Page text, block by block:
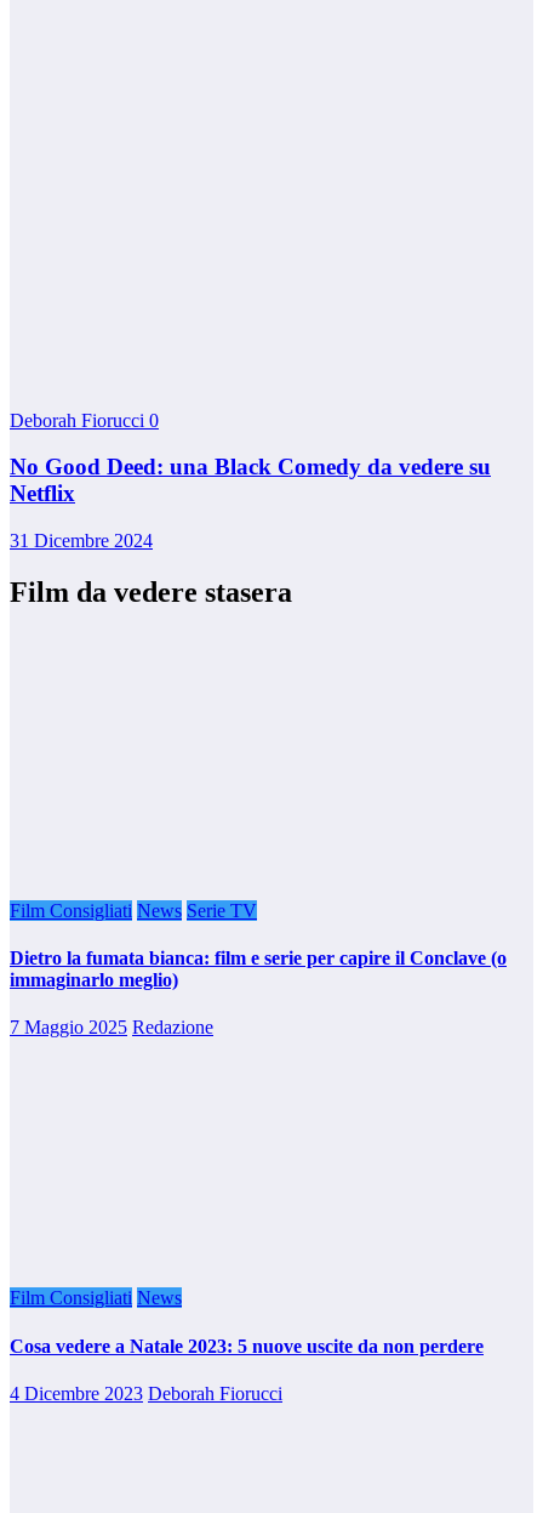
Deborah Fiorucci 0
No Good Deed: una Black Comedy da vedere su
Netflix
31 Dicembre 2024
Film da vedere stasera
Film Consigliati News Serie TV
Dietro la fumata bianca: film e serie per capire il Conclave (o
immaginarlo meglio)
7 Maggio 2025 Redazione
Film Consigliati News
Cosa vedere a Natale 2023: 5 nuove uscite da non perdere
4 Dicembre 2023 Deborah Fiorucci